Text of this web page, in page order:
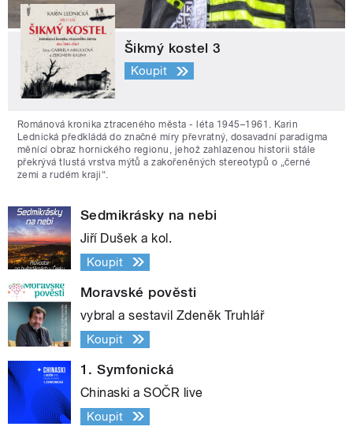
Šikmý kostel 3
Koupit
Románová kronika ztraceného města - léta 1945–1961. Karin
Lednická předkládá do značné míry převratný, dosavadní paradigma
měnící obraz hornického regionu, jehož zahlazenou historii stále
překrývá tlustá vrstva mýtů a zakořeněných stereotypů o „černé
zemi a rudém kraji“.
Sedmikrásky na nebi
Jiří Dušek a kol.
Koupit
Moravské pověsti
vybral a sestavil Zdeněk Truhlář
Koupit
1. Symfonická
Chinaski a SOČR live
Koupit